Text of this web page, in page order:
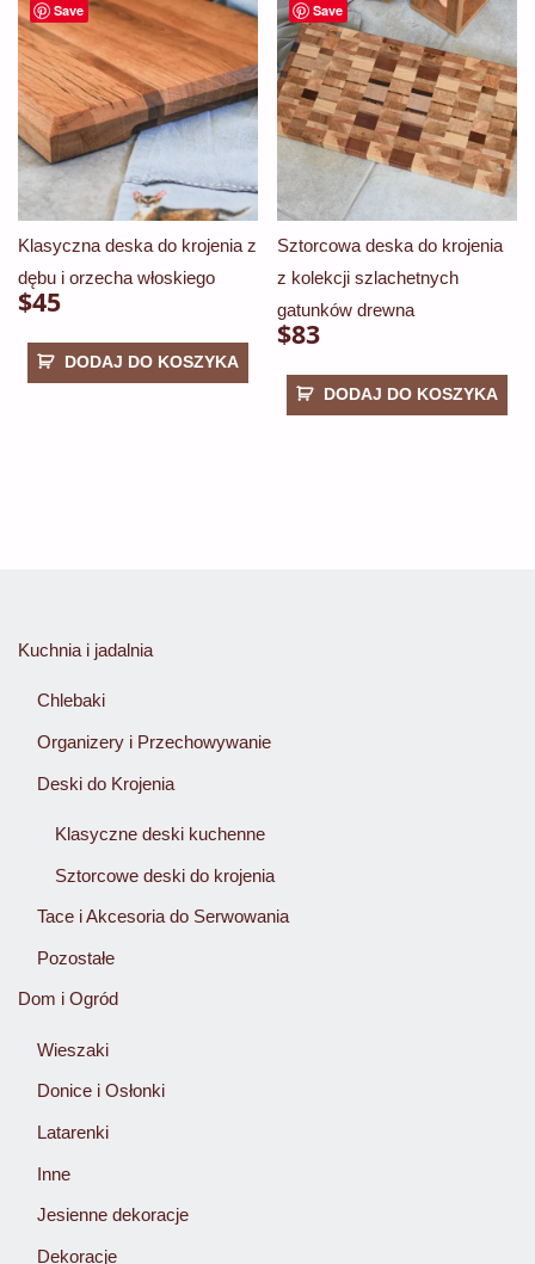
Save
Klasyczna deska do krojenia z
dębu i orzecha włoskiego
$45
DODAJ DO KOSZYKA
Save
Sztorcowa deska do krojenia
z kolekcji szlachetnych
gatunków drewna
$83
DODAJ DO KOSZYKA
Kuchnia i jadalnia
Chlebaki
Organizery i Przechowywanie
Deski do Krojenia
Klasyczne deski kuchenne
Sztorcowe deski do krojenia
Tace i Akcesoria do Serwowania
Pozostałe
Dom i Ogród
Wieszaki
Donice i Osłonki
Latarenki
Inne
Jesienne dekoracje
Dekoracje